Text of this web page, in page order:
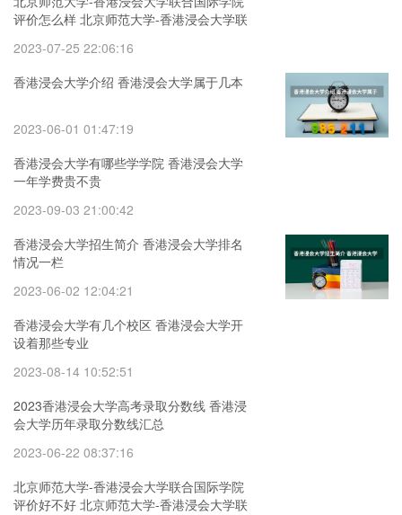
评价怎么样 北京师范大学-香港浸会大学联
2023-07-25 22:06:16
香港浸会大学介绍 香港浸会大学属于几本
2023-06-01 01:47:19
香港浸会大学有哪些学学院 香港浸会大学
一年学费贵不贵
2023-09-03 21:00:42
香港浸会大学招生简介 香港浸会大学排名
情况一栏
2023-06-02 12:04:21
香港浸会大学有几个校区 香港浸会大学开
设着那些专业
2023-08-14 10:52:51
2023香港浸会大学高考录取分数线 香港浸
会大学历年录取分数线汇总
2023-06-22 08:37:16
北京师范大学-香港浸会大学联合国际学院
评价好不好 北京师范大学-香港浸会大学联